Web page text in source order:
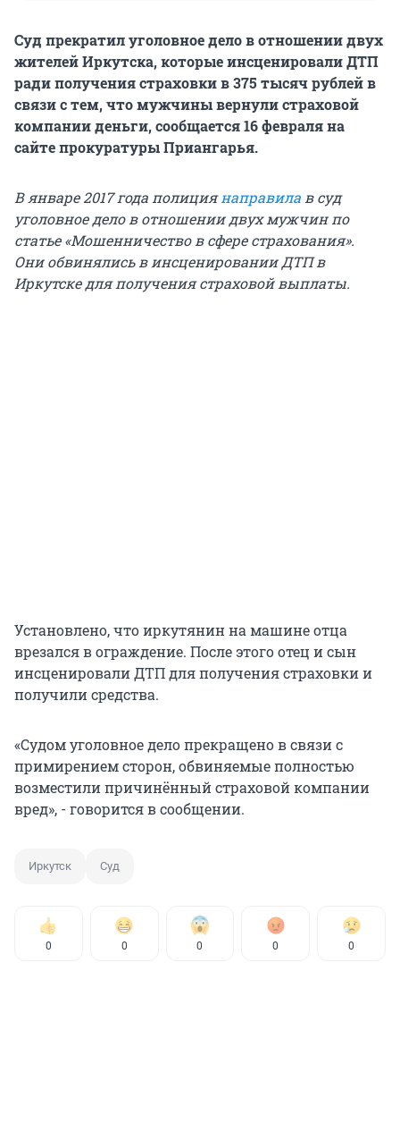
Суд прекратил уголовное дело в отношении двух
жителей Иркутска, которые инсценировали ДТП
ради получения страховки в 375 тысяч рублей в
связи с тем, что мужчины вернули страховой
компании деньги, сообщается 16 февраля на
сайте прокуратуры Приангарья.
В январе 2017 года полициянаправила в суд
уголовное дело в отношении двух мужчин по
статье «Мошенничество в сфере страхования».
Они обвинялись в инсценировании ДТП в
Иркутске для получения страховой выплаты.
Установлено, что иркутянин на машине отца
врезался в ограждение. После этого отец и сын
инсценировали ДТП для получения страховки и
получили средства.
«Судом уголовное дело прекращено в связи с
примирением сторон, обвиняемые полностью
возместили причинённый страховой компании
вред», - говорится в сообщении.
Иркутск Суд
0 0 0 0 0